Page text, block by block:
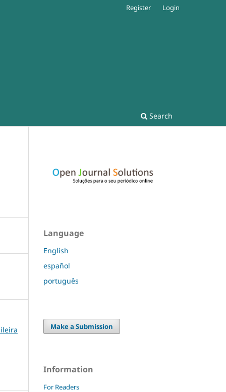
Search
Register Login
Language
English
español
português
Make a Submission
Information
For Readers